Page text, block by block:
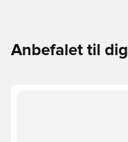
Anbefalet til dig